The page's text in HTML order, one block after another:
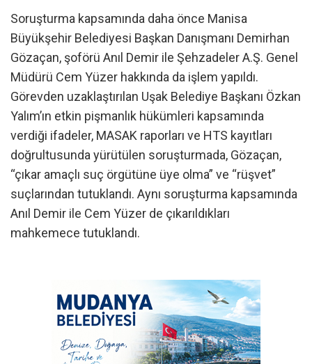
Soruşturma kapsamında daha önce Manisa
Büyükşehir Belediyesi Başkan Danışmanı Demirhan
Gözaçan, şoförü Anıl Demir ile Şehzadeler A.Ş. Genel
Müdürü Cem Yüzer hakkında da işlem yapıldı.
Görevden uzaklaştırılan Uşak Belediye Başkanı Özkan
Yalım’ın etkin pişmanlık hükümleri kapsamında
verdiği ifadeler, MASAK raporları ve HTS kayıtları
doğrultusunda yürütülen soruşturmada, Gözaçan,
“çıkar amaçlı suç örgütüne üye olma” ve “rüşvet”
suçlarından tutuklandı. Aynı soruşturma kapsamında
Anıl Demir ile Cem Yüzer de çıkarıldıkları
mahkemece tutuklandı.